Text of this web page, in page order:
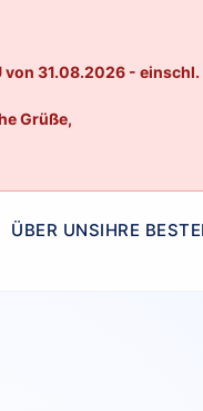
31.08.2026 -
Grüße,
ÜBER UNSIHRE